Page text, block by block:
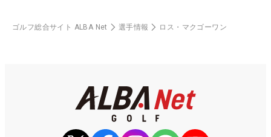
ゴルフ総合サイト ALBA Net 選手情報 ロス・マクゴーワン